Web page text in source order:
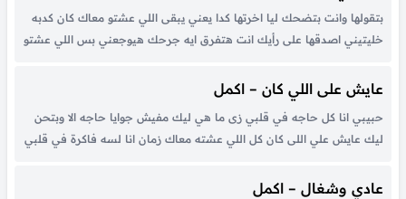
بتقولها وانت بتضحك ليا اخرتها كدا يعني يبقى اللي عشتو معاك كان كدبه
خليتيني اصدقها على رأيك انت هتفرق ايه جرحك هيوجعني بس اللي عشتو
هواك نطقت كلام مقولتوش...
عايش على اللي كان – اكمل
حبيبي انا كل حاجه في قلبي زى ما هي ليك مفيش جوايا حاجه الا وبتحن
ليك عايش علي اللى كان كل اللي عشته معاك زمان انا لسه فاكرة في قلبي
عادي وشغال – اكمل